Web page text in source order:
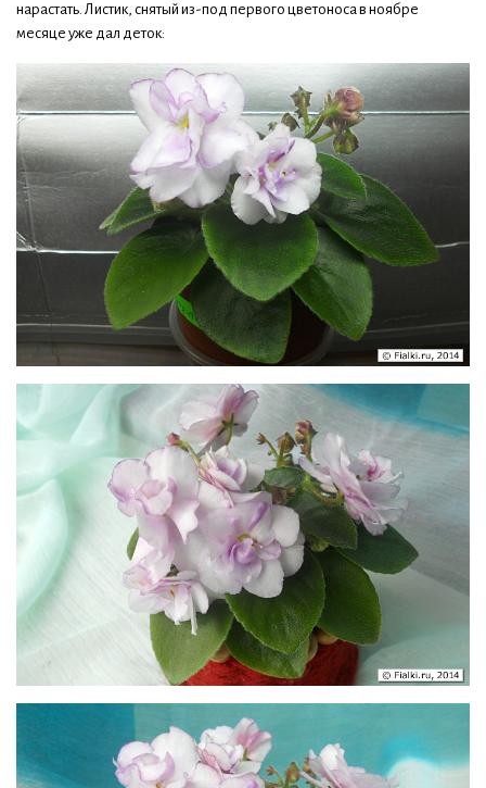
нарастать. Листик, снятый из-под первого цветоноса в ноябре
месяце уже дал деток: